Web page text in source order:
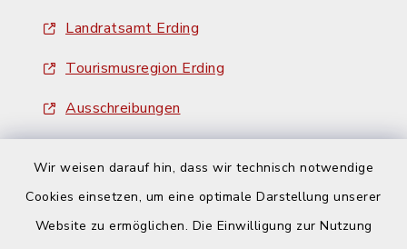
Wir weisen darauf hin, dass wir technisch notwendige
Cookies einsetzen, um eine optimale Darstellung unserer
Website zu ermöglichen. Die Einwilligung zur Nutzung
Landratsamt Erding
Tourismusregion Erding
Ausschreibungen